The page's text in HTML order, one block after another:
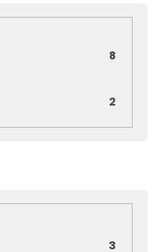
8
2
3